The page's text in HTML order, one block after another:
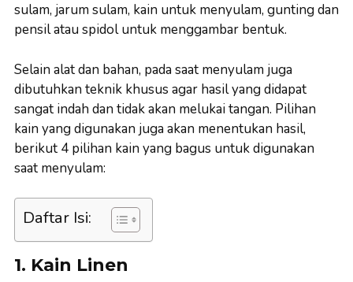
sulam, jarum sulam, kain untuk menyulam, gunting dan
pensil atau spidol untuk menggambar bentuk.
Selain alat dan bahan, pada saat menyulam juga
dibutuhkan teknik khusus agar hasil yang didapat
sangat indah dan tidak akan melukai tangan. Pilihan
kain yang digunakan juga akan menentukan hasil,
berikut 4 pilihan kain yang bagus untuk digunakan
saat menyulam:
Daftar Isi:
1. Kain Linen